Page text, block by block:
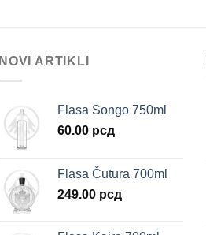
NOVI ARTIKLI
Flasa Songo 750ml
60.00 рсд
Flasa Čutura 700ml
249.00 рсд